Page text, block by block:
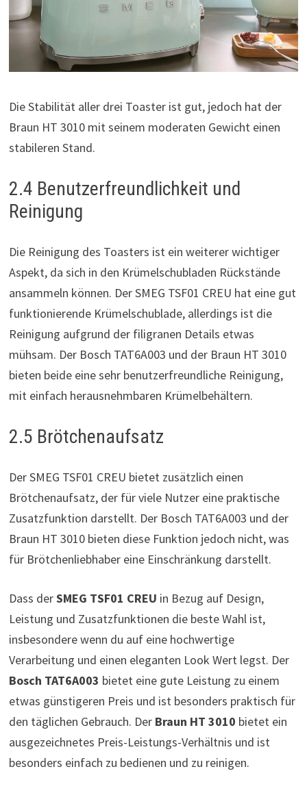
Die Stabilität aller drei Toaster ist gut, jedoch hat der
Braun HT 3010 mit seinem moderaten Gewicht einen
stabileren Stand.
2.4 Benutzerfreundlichkeit und
Reinigung
Die Reinigung des Toasters ist ein weiterer wichtiger
Aspekt, da sich in den Krümelschubladen Rückstände
ansammeln können. Der SMEG TSF01 CREU hat eine gut
funktionierende Krümelschublade, allerdings ist die
Reinigung aufgrund der filigranen Details etwas
mühsam. Der Bosch TAT6A003 und der Braun HT 3010
bieten beide eine sehr benutzerfreundliche Reinigung,
mit einfach herausnehmbaren Krümelbehältern.
2.5 Brötchenaufsatz
Der SMEG TSF01 CREU bietet zusätzlich einen
Brötchenaufsatz, der für viele Nutzer eine praktische
Zusatzfunktion darstellt. Der Bosch TAT6A003 und der
Braun HT 3010 bieten diese Funktion jedoch nicht, was
für Brötchenliebhaber eine Einschränkung darstellt.
Dass derSMEG TSF01 CREU in Bezug auf Design,
Leistung und Zusatzfunktionen die beste Wahl ist,
insbesondere wenn du auf eine hochwertige
Verarbeitung und einen eleganten Look Wert legst. Der
Bosch TAT6A003 bietet eine gute Leistung zu einem
etwas günstigeren Preis und ist besonders praktisch für
den täglichen Gebrauch. Der Braun HT 3010 bietet ein
ausgezeichnetes Preis-Leistungs-Verhältnis und ist
besonders einfach zu bedienen und zu reinigen.